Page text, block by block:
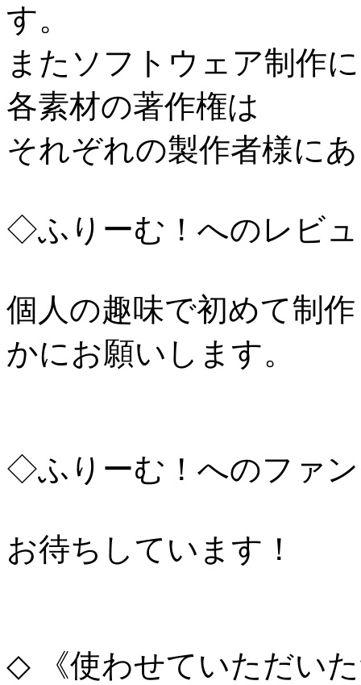
す。
またソフトウェア制作
各素材の著作権は
それぞれの製作者様に
◇ふりーむ！へのレビ
個人の趣味で初めて制
かにお願いします。
◇ふりーむ！へのファ
お待ちしています！
◇ 《使わせていただい